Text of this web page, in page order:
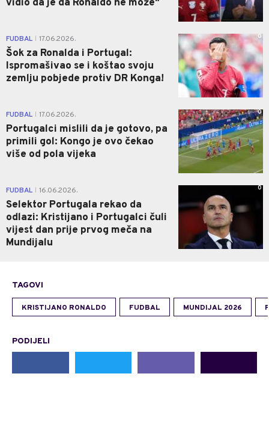
vidio da je da Ronaldo ne može"
FUDBAL 17.06.2026.
Šok za Ronalda i Portugal:
Ispromašivao se i koštao svoju
zemlju pobjede protiv DR Konga!
0
FUDBAL 17.06.2026.
Portugalci mislili da je gotovo, pa
primili gol: Kongo je ovo čekao
više od pola vijeka
0
FUDBAL 16.06.2026.
Selektor Portugala rekao da
odlazi: Kristijano i Portugalci čuli
vijest dan prije prvog meča na
Mundijalu
0
TAGOVI
KRISTIJANO RONALDO FUDBAL MUNDIJAL 2026
PODIJELI